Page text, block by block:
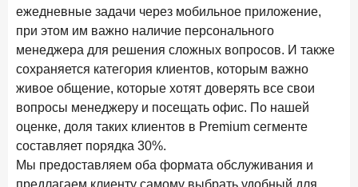
ежедневные задачи через мобильное приложение,
при этом им важно наличие персонального
менеджера для решения сложных вопросов. И также
сохраняется категория клиентов, которым важно
живое общение, которые хотят доверять все свои
вопросы менеджеру и посещать офис. По нашей
оценке, доля таких клиентов в Premium сегменте
составляет порядка 30%.
Мы предоставляем оба формата обслуживания и
предлагаем клиенту самому выбрать удобный для